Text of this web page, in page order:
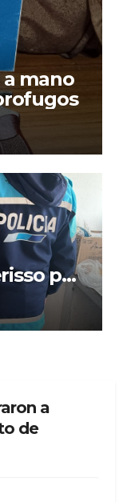
mano
por
a
de